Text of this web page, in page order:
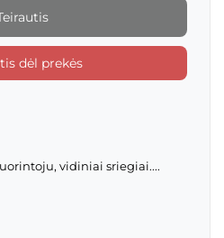
dėl prekės
vidiniai sriegiai....